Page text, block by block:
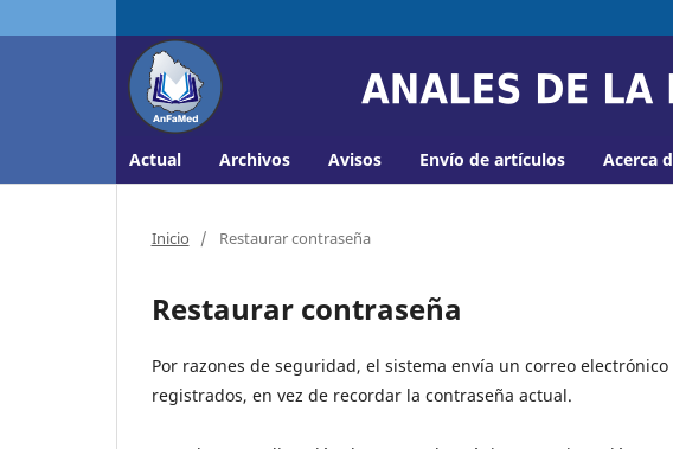
Actual Archivos Avisos Envío de artículos Acerca
Inicio / Restaurar contraseña
Restaurar contraseña
Por razones de seguridad, el sistema envía un correo
registrados, en vez de recordar la contraseña actual.